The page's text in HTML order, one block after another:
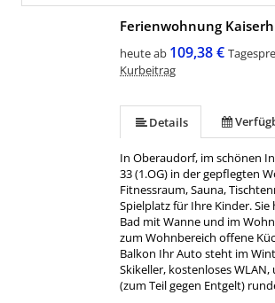
Ferienwohnung
heute ab 109,38 €
Kurbeitrag
Details
In Oberaudorf, im schönen
33 (1.OG) in der gepflegten
Fitnessraum, Sauna,
Spielplatz für Ihre Kinder.
Bad mit Wanne und im
zum Wohnbereich offene
Balkon Ihr Auto steht im
Skikeller, kostenloses
(zum Teil gegen Entgelt)